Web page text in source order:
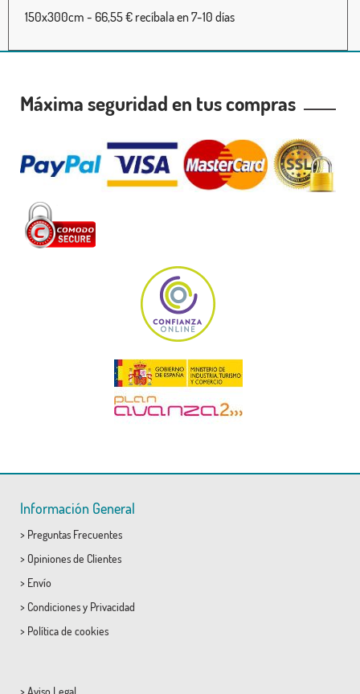
150x300cm - 66,55 € recíbala en 7-10 días
Máxima seguridad en tus compras
Información General
> Preguntas Frecuentes
> Opiniones de Clientes
> Envío
> Condicionesy Privacidad
> Política de cookies
> Aviso Legal